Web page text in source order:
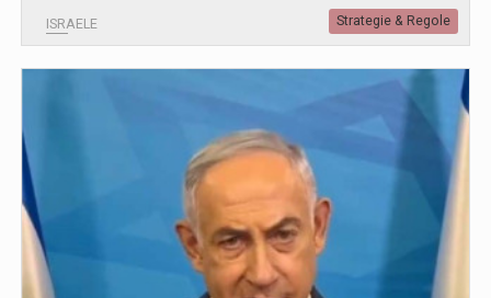
ISRAELE Strategie & Regole